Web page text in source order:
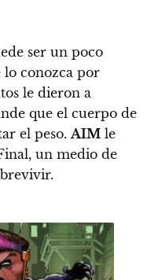
ser un poco
lo conozca por
le dieron a
que el cuerpo de
el peso.AIM le
un medio de